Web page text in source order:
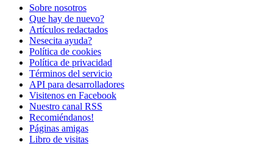
Sobre nosotros
Que hay de nuevo?
Artículos redactados
Nesecita ayuda?
Política de cookies
Política de privacidad
Términos del servicio
API para desarrolladores
Visitenos en Facebook
Nuestro canal RSS
Recomiéndanos!
Páginas amigas
Libro de visitas